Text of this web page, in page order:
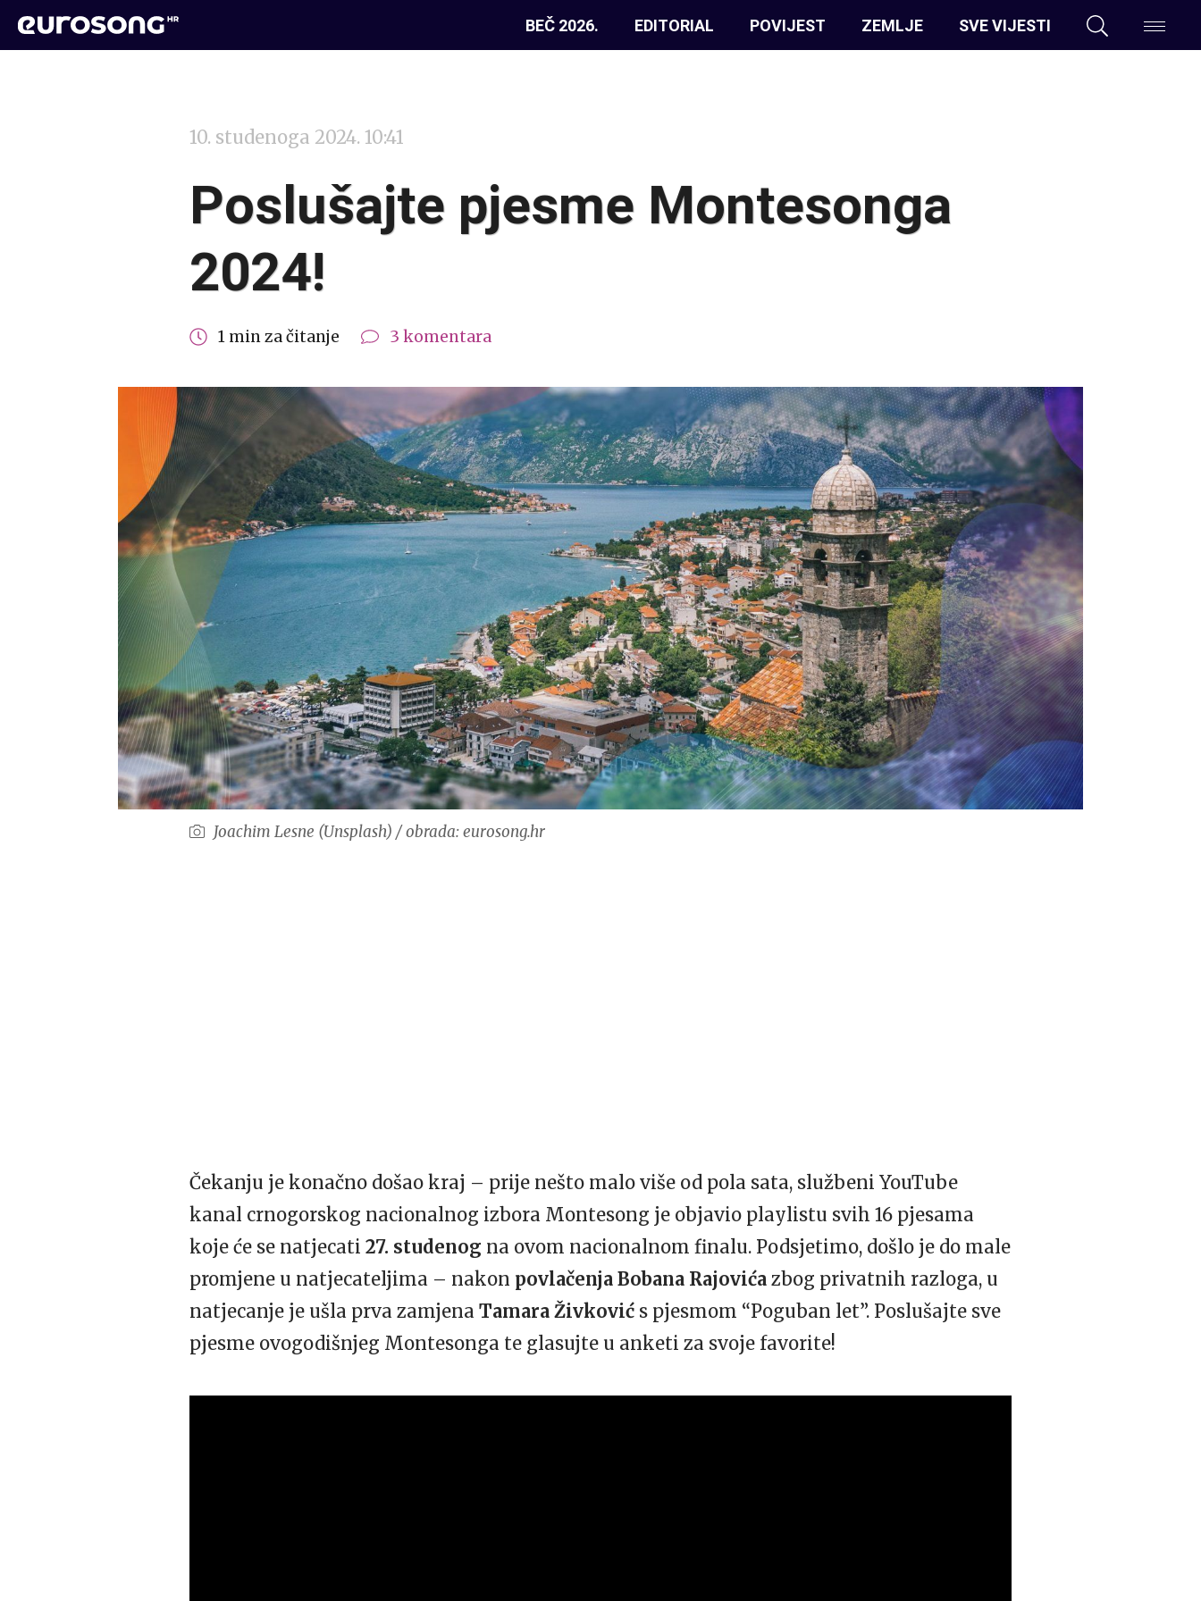
BEČ 2026. EDITORIAL POVIJEST ZEMLJE SVE VIJESTI
10. studenoga 2024. 10:41
Poslušajte pjesme Montesonga
2024!
1 min za čitanje 3 komentara
Joachim Lesne (Unsplash) / obrada: eurosong.hr
Čekanju je konačno došao kraj – prije nešto malo više od pola sata, službeni YouTube
kanal crnogorskog nacionalnog izbora Montesong je objavio playlistu svih 16 pjesama
koje će se natjecati 27. studenog na ovom nacionalnom finalu. Podsjetimo, došlo je do male
promjene u natjecateljima – nakon povlačenja Bobana Rajovića zbog privatnih razloga, u
natjecanje je ušla prva zamjena Tamara Živković s pjesmom “Poguban let”. Poslušajte sve
pjesme ovogodišnjeg Montesonga te glasujte u anketi za svoje favorite!